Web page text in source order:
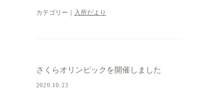
カテゴリー｜ 入所だより
さくらオリンピックを開催しました
2020.10.23